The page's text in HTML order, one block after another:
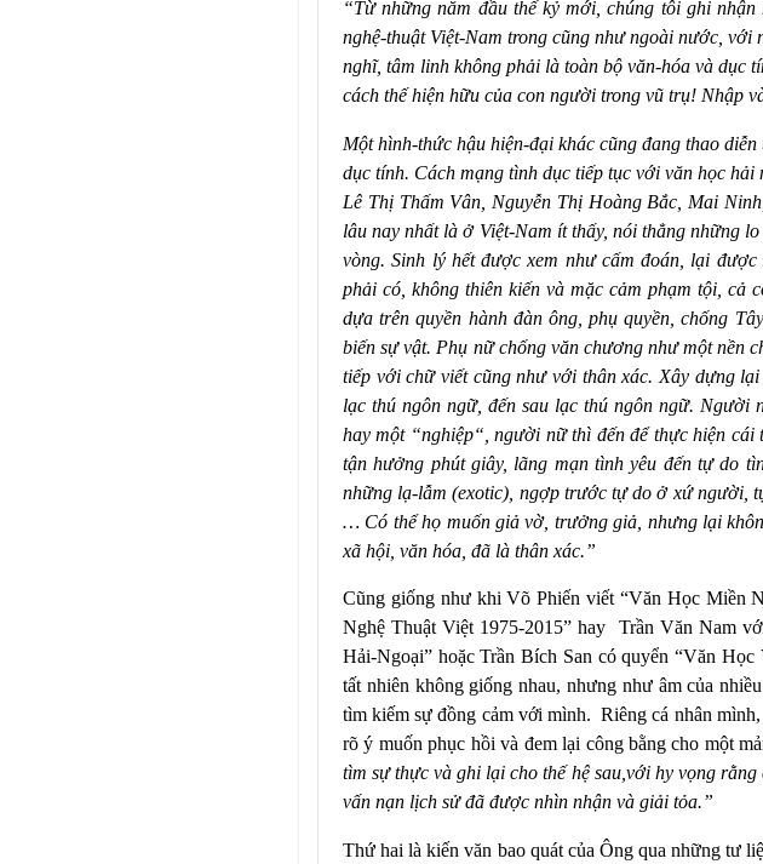
“Từ những năm đầu thế kỷ mới, chúng tôi ghi
nghệ-thuật Việt-Nam trong cũng như ngoài nước, với
nghĩ, tâm linh không phải là toàn bộ văn-hóa và dục
cách thế hiện hữu của con người trong vũ trụ! Nhập
Một hình-thức hậu hiện-đại khác cũng đang thao
dục tính. Cách mạng tình dục tiếp tục với văn học
Lê Thị Thấm Vân, Nguyễn Thị Hoàng Bắc, Mai
lâu nay nhất là ở Việt-Nam ít thấy, nói thẳng những
vòng. Sinh lý hết được xem như cấm đoán, lại
phải có, không thiên kiến và mặc cảm phạm tội, cả
dựa trên quyền hành đàn ông, phụ quyền, chống
biến sự vật. Phụ nữ chống văn chương như một nền
tiếp với chữ viết cũng như với thân xác. Xây dựng
lạc thú ngôn ngữ, đến sau lạc thú ngôn ngữ. Người
hay một “nghiệp“, người nữ thì đến để thực hiện
tận hưởng phút giây, lãng mạn tình yêu đến tự do
những lạ-lẫm (exotic), ngợp trước tự do ở xứ người,
… Có thể họ muốn giả vờ, trưởng giả, nhưng lại
xã hội, văn hóa, đã là thân xác.”
Cũng giống như khi Võ Phiến viết “Văn Học Miền
Nghệ Thuật Việt 1975-2015” hay
Trần Văn Nam
Hải-Ngoại” hoặc Trần Bích San có quyển “Văn
tất nhiên không giống nhau, nhưng như âm của
tìm kiếm sự đồng cảm với mình. Riêng cá nhân
rõ ý muốn phục hồi và đem lại công bằng cho một
tìm sự thực và ghi lại cho thế hệ sau,với hy vọng
vấn nạn lịch sử đã được nhìn nhận và giải tỏa.”
Thứ hai là kiến văn bao quát của Ông qua những tư